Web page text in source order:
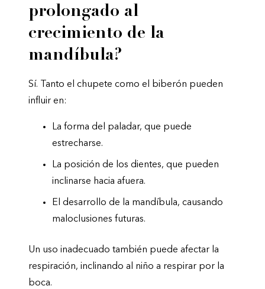
prolongado al
crecimiento de la
mandíbula?
Sí. Tanto el chupete como el biberón pueden
influir en:
La forma del paladar, que puede
estrecharse.
La posición de los dientes, que pueden
inclinarse hacia afuera.
El desarrollo de la mandíbula, causando
maloclusiones futuras.
Un uso inadecuado también puede afectar la
respiración, inclinando al niño a respirar por la
boca.